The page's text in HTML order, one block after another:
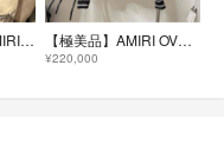
【国内正規品】AMIRI ANGEL VARSITY JACKET L アミリ 【極美品】AMIRI OVERSIZED EAGLE VARSITY M アミリ
¥220,000